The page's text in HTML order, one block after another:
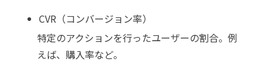
CVR（コンバージョン率）
特定のアクションを行ったユーザーの割合。例
えば、購入率など。